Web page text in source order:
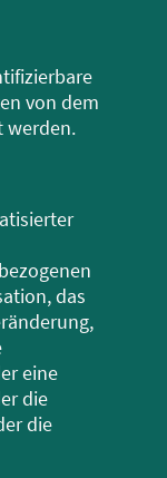
von dem
werden.
das
eine
die
die